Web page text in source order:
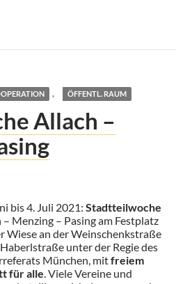
, ÖFFENTL. RAUM
Allach –
bis 4. Juli 2021: Stadtteilwoche
– Menzing – Pasing am Festplatz
Wiese an der Weinschenkstraße
unter der Regie des
München, mitfreiem
für alle. Viele Vereine und